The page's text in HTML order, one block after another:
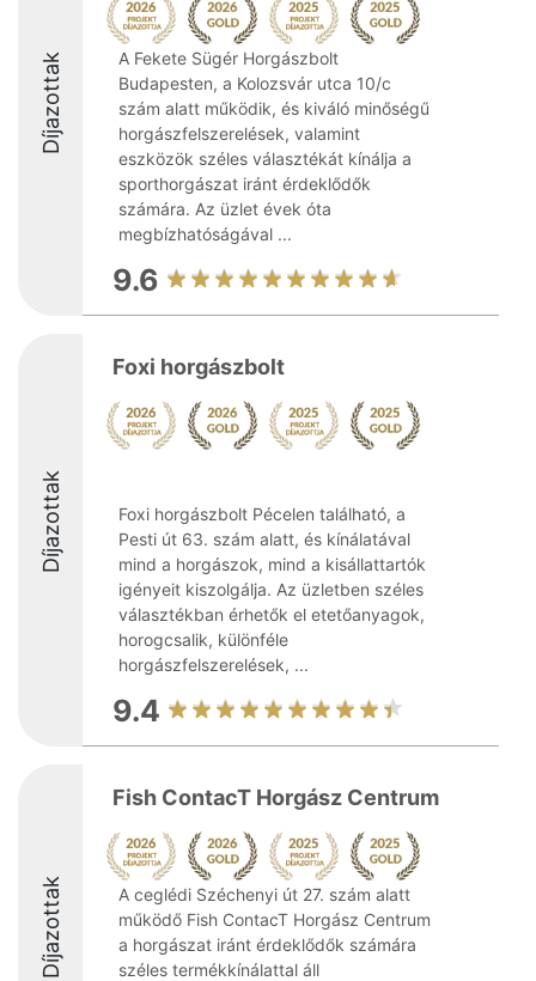
Díjazottak
A Fekete Sügér Horgászbolt
Budapesten, a Kolozsvár utca 10/c
szám alatt működik, és kiváló minőségű
horgászfelszerelések, valamint
eszközök széles választékát kínálja a
sporthorgászat iránt érdeklődők
számára. Az üzlet évek óta
megbízhatóságával ...
9.6
Díjazottak
Foxi horgászbolt
Foxi horgászbolt Pécelen található, a
Pesti út 63. szám alatt, és kínálatával
mind a horgászok, mind a kisállattartók
igényeit kiszolgálja. Az üzletben széles
választékban érhetők el etetőanyagok,
horogcsalik, különféle
horgászfelszerelések, ...
9.4
Díjazottak
Fish ContacT Horgász Centrum
A ceglédi Széchenyi út 27. szám alatt
működő Fish ContacT Horgász Centrum
a horgászat iránt érdeklődők számára
széles termékkínálattal áll